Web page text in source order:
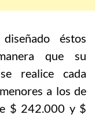
éstos
que su
realice cada
a los de
$ 242.000 y $